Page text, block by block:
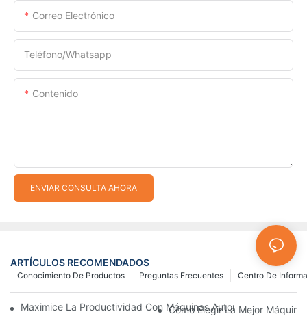
Correo Electrónico
Teléfono/whatsapp
Contenido
ENVIAR CONSULTA AHORA
ARTÍCULOS RECOMENDADOS
Centro De
Preguntas Frecuentes
Conocimiento De Productos
Maximice La Productividad Con Máquinas Automáticas Para
Cómo Elegir La Mejor